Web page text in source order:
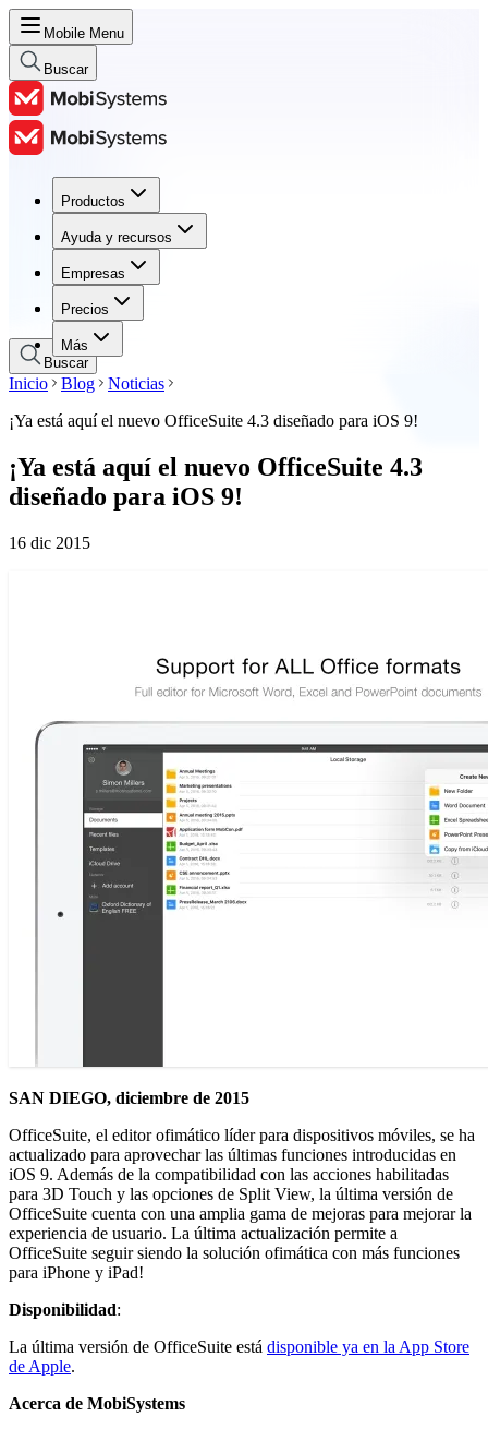
Mobile Menu
Buscar
Productos
Ayuda y recursos
Empresas
Precios
Más
Productos
Ayuda y recursos
Empresas
Precios
Buscar
Inicio Blog
Noticias
¡Ya está aquí el nuevo OfficeSuite 4.3 diseñado para iOS 9!
¡Ya está aquí el nuevo OfficeSuite 4.3
diseñado para iOS 9!
16 dic 2015
SAN DIEGO, diciembre de 2015
OfficeSuite, el editor ofimático líder para dispositivos móviles, se ha
actualizado para aprovechar las últimas funciones introducidas en
iOS 9. Además de la compatibilidad con las acciones habilitadas
para 3D Touch y las opciones de Split View, la última versión de
OfficeSuite cuenta con una amplia gama de mejoras para mejorar la
experiencia de usuario. La última actualización permite a
OfficeSuite seguir siendo la solución ofimática con más funciones
para iPhone y iPad!
Disponibilidad:
La última versión de OfficeSuite está disponible ya en la App Store
de Apple.
Acerca de MobiSystems